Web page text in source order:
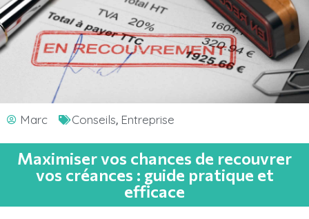
Marc Conseils, Entreprise
Maximiser vos chances de recouvrer
vos créances : guide pratique et
efficace